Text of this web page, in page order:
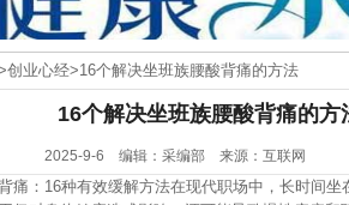
创业心经>16个解决坐班族腰酸背痛的方法
16个解决坐班族腰酸背痛的方
2025-9-6 编辑：采编部 来源：互联网
：16种有效缓解方法在现代职场中，长时间坐